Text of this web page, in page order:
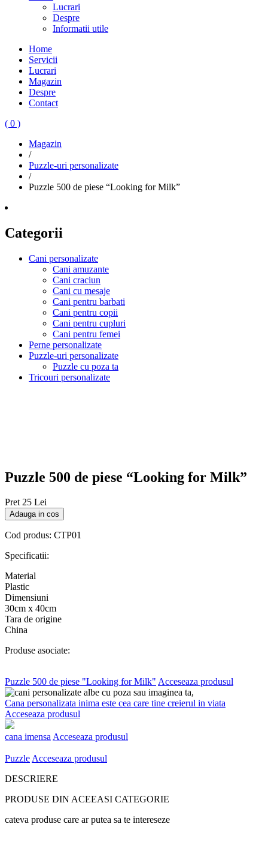
Lucrari
Despre
Informatii utile
Home
Servicii
Lucrari
Magazin
Despre
Contact
( 0 )
Magazin
/
Puzzle-uri personalizate
/
Puzzle 500 de piese “Looking for Milk”
Categorii
Cani personalizate
Cani amuzante
Cani craciun
Cani cu mesaje
Cani pentru barbati
Cani pentru copii
Cani pentru cupluri
Cani pentru femei
Perne personalizate
Puzzle-uri personalizate
Puzzle cu poza ta
Tricouri personalizate
Puzzle 500 de piese “Looking for Milk”
Pret 25 Lei
Adauga in cos
Cod produs: CTP01
Specificatii:
Material
Plastic
Dimensiuni
30cm x 40cm
Tara de origine
China
Produse asociate:
Puzzle 500 de piese "Looking for Milk" Acceseaza produsul
Cana personalizata inima este cea care tine creierul in viata
Acceseaza produsul
cana imensaAcceseaza produsul
PuzzleAcceseaza produsul
DESCRIERE
PRODUSE DIN ACEEASI CATEGORIE
cateva produse care ar putea sa te intereseze